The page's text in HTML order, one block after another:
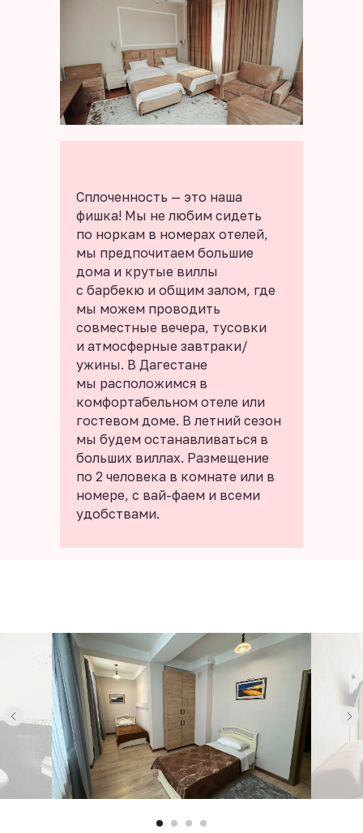
Сплоченность — это наша
фишка! Мы не любим сидеть
по норкам в номерах отелей,
мы предпочитаем большие
дома и крутые виллы
с барбекю и общим залом, где
мы можем проводить
совместные вечера, тусовки
и атмосферные завтраки/
ужины. В Дагестане
мы расположимся в
комфортабельном отеле или
гостевом доме. В летний сезон
мы будем останавливаться в
больших виллах. Размещение
по 2 человека в комнате или в
номере, с вай-фаем и всеми
удобствами.